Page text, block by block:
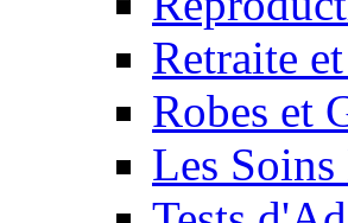
Retraite
Robes et
Les